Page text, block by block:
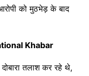
को मुठभेड़ के बाद
Khabar
तलाश कर रहे थे,